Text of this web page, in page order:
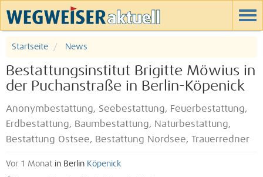
Startseite News
Bestattungsinstitut Brigitte Möwius in
der Puchanstraße in Berlin-Köpenick
Anonymbestattung, Seebestattung, Feuerbestattung,
Erdbestattung, Baumbestattung, Naturbestattung,
Bestattung Ostsee, Bestattung Nordsee, Trauerredner
Vor 1 Monat in Berlin Köpenick